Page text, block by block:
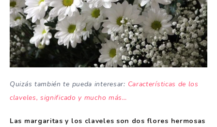
Quizás también te pueda interesar: Características de los
claveles, significado y mucho más…
Las margaritas y los claveles son dos flores hermosas